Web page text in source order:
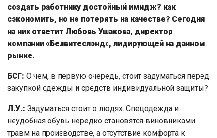
создать работнику достойный имидж? как
сэкономить, но не потерять на качестве? Сегодня
на них ответит Любовь Ушакова, директор
компании «Белвитеслэнд», лидирующей на данном
рынке.
БСГ: О чем, в первую очередь, стоит задуматься перед
закупкой одежды и средств индивидуальной защиты?
Л.У.: Задуматься стоит о людях. Спецодежда и
неудобная обувь нередко становятся виновниками
травм на производстве, а отсутствие комфорта к